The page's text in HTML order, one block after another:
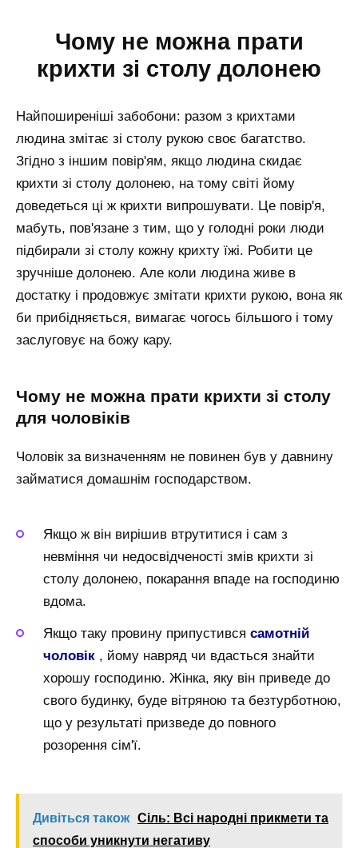
Чому не можна прати
крихти зі столу долонею
Найпоширеніші забобони: разом з крихтами
людина змітає зі столу рукою своє багатство.
Згідно з іншим повір'ям, якщо людина скидає
крихти зі столу долонею, на тому світі йому
доведеться ці ж крихти випрошувати. Це повір'я,
мабуть, пов'язане з тим, що у голодні роки люди
підбирали зі столу кожну крихту їжі. Робити це
зручніше долонею. Але коли людина живе в
достатку і продовжує змітати крихти рукою, вона як
би прибідняється, вимагає чогось більшого і тому
заслуговує на божу кару.
Чому не можна прати крихти зі столу
для чоловіків
Чоловік за визначенням не повинен був у давнину
займатися домашнім господарством.
Якщо ж він вирішив втрутитися і сам з
невміння чи недосвідченості змів крихти зі
столу долонею, покарання впаде на господиню
вдома.
Якщо таку провину припустився самотній
чоловік , йому навряд чи вдасться знайти
хорошу господиню. Жінка, яку він приведе до
свого будинку, буде вітряною та безтурботною,
що у результаті призведе до повного
розорення сім'ї.
Дивіться також Сіль: Всі народні прикмети та
способи уникнути негативу